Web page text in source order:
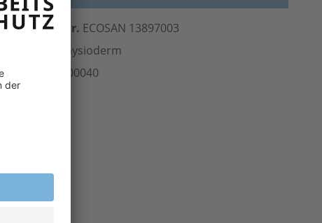
Herst.-Art.-Nr. ECOSAN 13897003
physioderm
Art.-Nr.
704.00040